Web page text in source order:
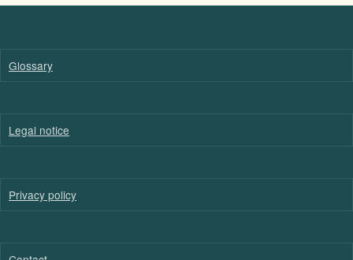
Glossary
Legal notice
Privacy policy